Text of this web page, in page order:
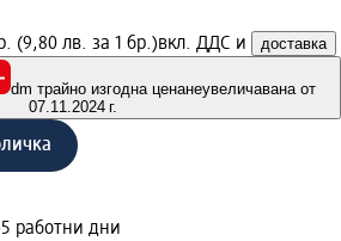
(9,80 лв. за 1 бр.)вкл. ДДС и доставка
dm трайно изгодна ценанеувеличавана от
07.11.2024 г.
работни дни